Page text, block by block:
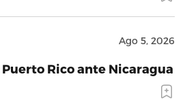
Ago 5, 2026
Rico ante Nicaragua